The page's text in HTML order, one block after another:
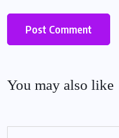
You may also like